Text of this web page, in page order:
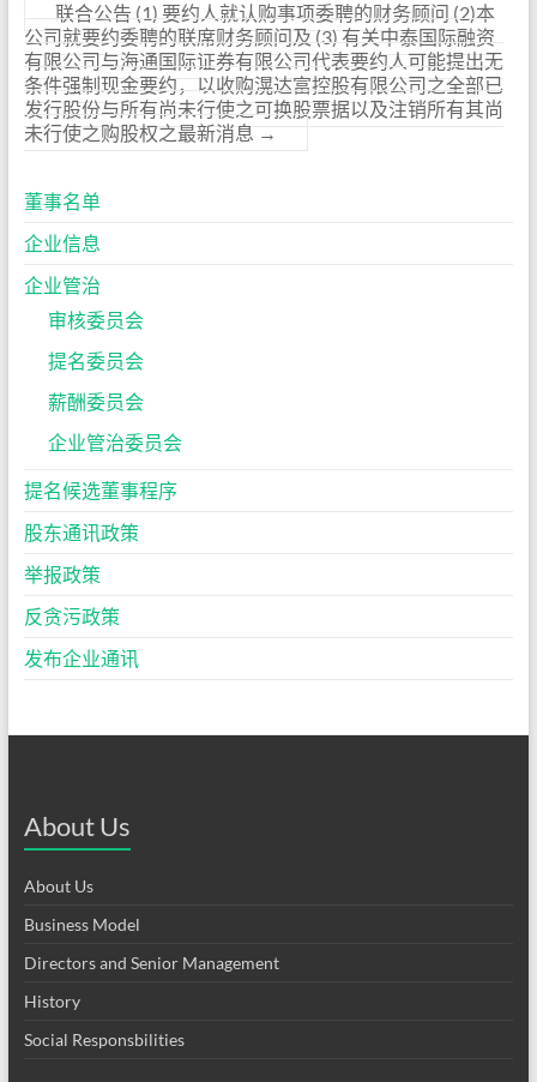
联合公告 (1) 要约人就认购事项委聘的财务顾问 (2)本
公司就要约委聘的联席财务顾问及 (3) 有关中泰国际融资
有限公司与海通国际证券有限公司代表要约人可能提出无
条件强制现金要约，以收购滉达富控股有限公司之全部已
发行股份与所有尚未行使之可换股票据以及注销所有其尚
未行使之购股权之最新消息 →
董事名单
企业信息
企业管治
审核委员会
提名委员会
薪酬委员会
企业管治委员会
提名候选董事程序
股东通讯政策
举报政策
反贪污政策
发布企业通讯
About Us
About Us
Business Model
Directors and Senior Management
History
Social Responsbilities